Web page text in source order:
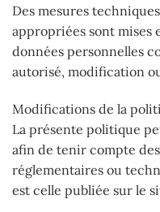
Des mesures
appropriées sont mises
données personnelles
autorisé, modification
Modifications de la
La présente politique
afin de tenir compte
réglementaires ou
est celle publiée sur le